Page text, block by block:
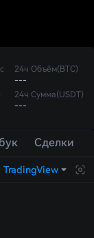
24ч Объём(BTC)
---
24ч Сумма(USDT)
---
Сделки
TradingView